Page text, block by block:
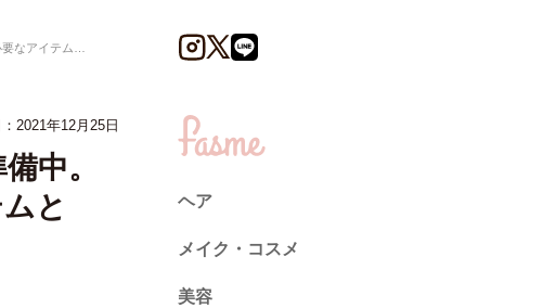
イテムとは？
2021年12月25日
中。
と
ヘア
メイク・コスメ
美容